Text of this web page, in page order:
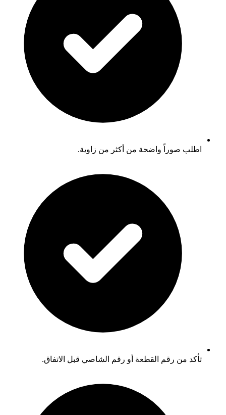
اطلب صوراً واضحة من أكثر من زاوية.
تأكد من رقم القطعة أو رقم الشاصي قبل الاتفاق.